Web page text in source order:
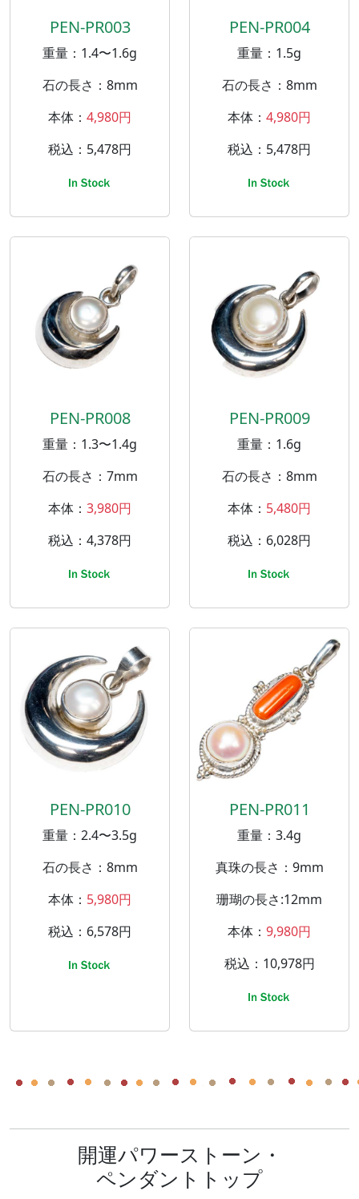
PEN-PR003
重量：1.4〜1.6g
石の長さ：8mm
本体： 4,980円
税込：5,478円
PEN-PR004
重量：1.5g
石の長さ：8mm
本体： 4,980円
税込：5,478円
PEN-PR008
重量：1.3〜1.4g
石の長さ：7mm
本体： 3,980円
税込：4,378円
PEN-PR009
重量：1.6g
石の長さ：8mm
本体： 5,480円
税込：6,028円
PEN-PR010
重量：2.4〜3.5g
石の長さ：8mm
本体： 5,980円
税込：6,578円
PEN-PR011
重量：3.4g
真珠の長さ：9mm
珊瑚の長さ:12mm
本体： 9,980円
税込：10,978円
開運パワーストーン・
ペンダントトップ